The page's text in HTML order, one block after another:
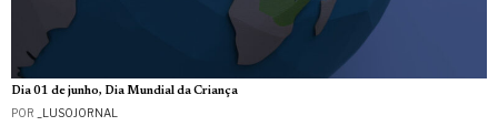
Dia 01 de junho, Dia Mundial da Criança
POR _LUSOJORNAL